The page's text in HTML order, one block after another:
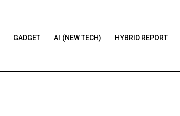
GADGET AI (NEW TECH) HYBRID REPORT